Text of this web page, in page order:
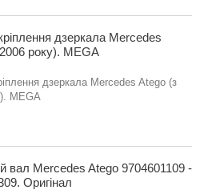
дзеркала Mercedes
року). MEGA
дзеркала Mercedes Atego (з
MEGA
вал Mercedes Atego 9704601109 -
Оригінал